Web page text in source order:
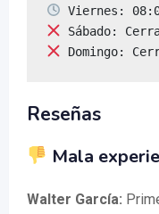
Domingo:
Reseñas
Mala
Walter García: